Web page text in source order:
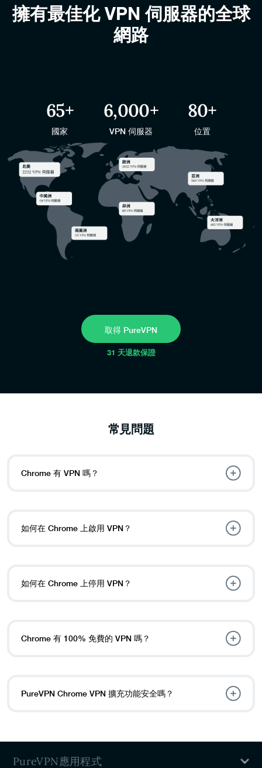
擁有最佳化 VPN 伺服器的全球
網路
65+
國家
6,000+
VPN 伺服器
80+
位置
取得 PureVPN
31 天退款保證
常見問題
Chrome 有 VPN 嗎？
如何在 Chrome 上啟用 VPN？
如何在 Chrome 上停用 VPN？
Chrome 有 100% 免費的 VPN 嗎？
PureVPN Chrome VPN 擴充功能安全嗎？
PureVPN應用程式